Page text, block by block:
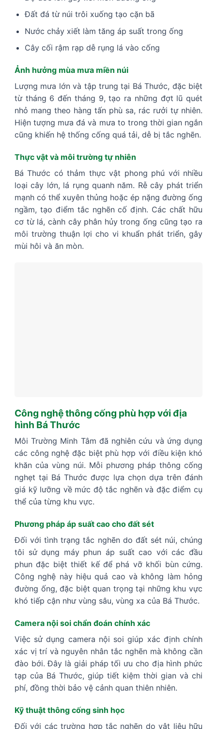
Đất đá từ núi trôi xuống tạo cặn bã
Nước chảy xiết làm tăng áp suất trong ống
Cây cối rậm rạp dễ rụng lá vào cống
Ảnh hưởng mùa mưa miền núi
Lượng mưa lớn và tập trung tại Bá Thước, đặc biệt
từ tháng 6 đến tháng 9, tạo ra những đợt lũ quét
nhỏ mang theo hàng tấn phù sa, rác rưởi tự nhiên.
Hiện tượng mưa đá và mưa to trong thời gian ngắn
cũng khiến hệ thống cống quá tải, dễ bị tắc nghẽn.
Thực vật và môi trường tự nhiên
Bá Thước có thảm thực vật phong phú với nhiều
loại cây lớn, lá rụng quanh năm. Rễ cây phát triển
mạnh có thể xuyên thủng hoặc ép nặng đường ống
ngầm, tạo điểm tắc nghẽn cố định. Các chất hữu
cơ từ lá, cành cây phân hủy trong ống cũng tạo ra
môi trường thuận lợi cho vi khuẩn phát triển, gây
mùi hôi và ăn mòn.
Công nghệ thông cống phù hợp với địa
hình Bá Thước
Môi Trường Minh Tâm đã nghiên cứu và ứng dụng
các công nghệ đặc biệt phù hợp với điều kiện khó
khăn của vùng núi. Mỗi phương pháp thông cống
nghẹt tại Bá Thước được lựa chọn dựa trên đánh
giá kỹ lưỡng về mức độ tắc nghẽn và đặc điểm cụ
thể của từng khu vực.
Phương pháp áp suất cao cho đất sét
Đối với tình trạng tắc nghẽn do đất sét núi, chúng
tôi sử dụng máy phun áp suất cao với các đầu
phun đặc biệt thiết kế để phá vỡ khối bùn cứng.
Công nghệ này hiệu quả cao và không làm hỏng
đường ống, đặc biệt quan trọng tại những khu vực
khó tiếp cận như vùng sâu, vùng xa của Bá Thước.
Camera nội soi chẩn đoán chính xác
Việc sử dụng camera nội soi giúp xác định chính
xác vị trí và nguyên nhân tắc nghẽn mà không cần
đào bới. Đây là giải pháp tối ưu cho địa hình phức
tạp của Bá Thước, giúp tiết kiệm thời gian và chi
phí, đồng thời bảo vệ cảnh quan thiên nhiên.
Kỹ thuật thông cống sinh học
Đối với các trường hợp tắc nghẽn do vật liệu hữu